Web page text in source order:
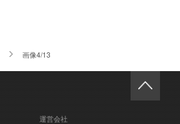
画像4/13
運営会社